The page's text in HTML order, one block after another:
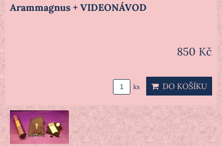
Arammagnus + VIDEONÁVOD
850 Kč
ks DO KOŠÍKU